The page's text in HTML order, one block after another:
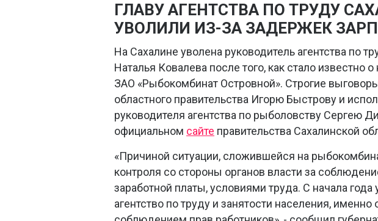
ГЛАВУ АГЕНТСТВА ПО ТРУДУ
УВОЛИЛИ ИЗ-ЗА ЗАДЕРЖЕК
На Сахалине уволена руководитель агентства по
Наталья Ковалева после того, как стало известно
ЗАО «Рыбокомбинат Островной». Строгие
областного правительства Игорю Быстрову и
руководителя агентства по рыболовству Сергею
официальном сайте правительства Сахалинской
«Причиной ситуации, сложившейся на
контроля со стороны органов власти за
заработной платы, условиями труда. С начала года
агентство по труду и занятости населения,